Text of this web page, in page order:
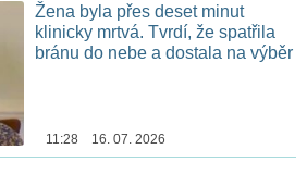
Žena byla přes deset minut
klinicky mrtvá. Tvrdí, že spatřila
bránu do nebe a dostala na výběr
11:28 16. 07. 2026